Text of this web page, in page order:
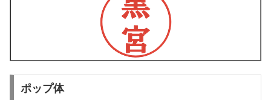
ポップ体